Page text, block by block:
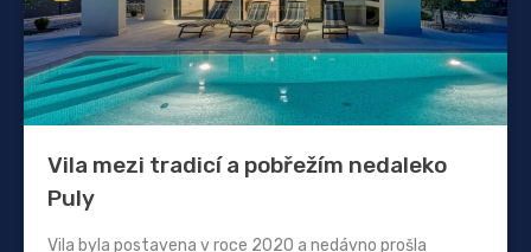
Vila mezi tradicí a pobřežím nedaleko
Puly
Vila byla postavena v roce 2020 a nedávno prošla